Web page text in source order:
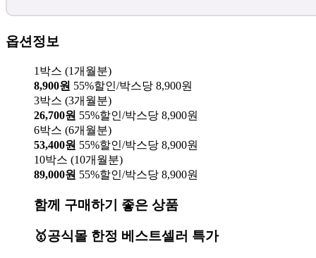
옵션정보
1박스 (1개월분)
8,900원 55%할인/박스당 8,900원
3박스 (3개월분)
26,700원 55%할인/박스당 8,900원
6박스 (6개월분)
53,400원 55%할인/박스당 8,900원
10박스 (10개월분)
89,000원 55%할인/박스당 8,900원
함께 구매하기 좋은 상품
🥇공식몰 한정 베스트셀러 특가